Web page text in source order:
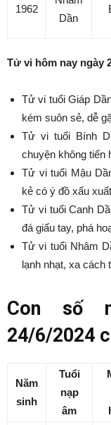
1962
Dần
Tử vi hôm nay ngày
Tử vi tuổi Giáp
kém suôn sẻ, dễ
Tử vi tuổi Bính
chuyện không tiến
Tử vi tuổi Mậu
kẻ có ý đồ xấu
Tử vi tuổi Canh
đá giấu tay, phá
Tử vi tuổi Nhâm
lạnh nhạt, xa cách
Con số
24/6/2024
Năm
sinh
Tuổi
nạp
âm